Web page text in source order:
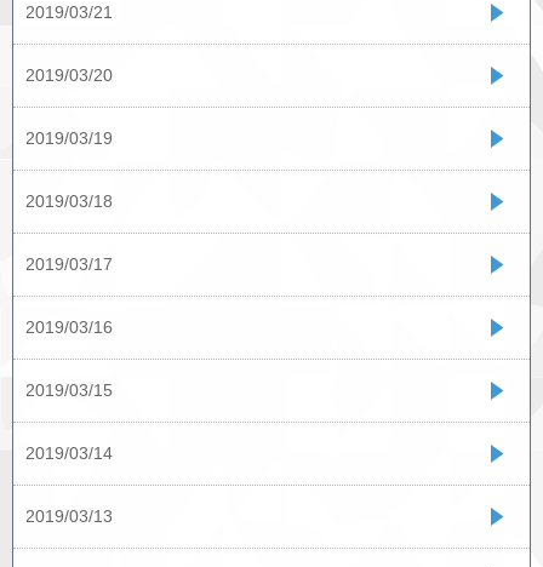
2019/03/21
2019/03/20
2019/03/19
2019/03/18
2019/03/17
2019/03/16
2019/03/15
2019/03/14
2019/03/13